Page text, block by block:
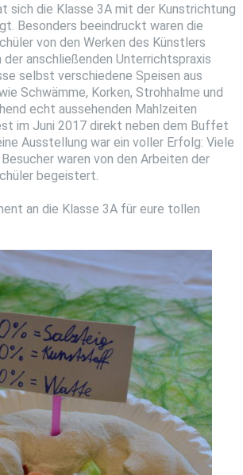
sich die Klasse 3A mit der Kunstrichtung
Besonders beeindruckt waren die
von den Werken des Künstlers
der anschließenden Unterrichtspraxis
selbst verschiedene Speisen aus
Schwämme, Korken, Strohhalme und
echt aussehenden Mahlzeiten
im Juni 2017 direkt neben dem Buffet
Ausstellung war ein voller Erfolg: Viele
waren von den Arbeiten der
begeistert.
an die Klasse 3A für eure tollen